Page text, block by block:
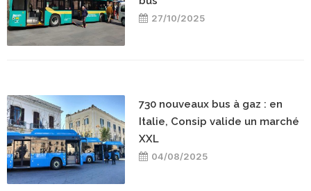
27/10/2025
730 nouveaux bus à gaz : en
Italie, Consip valide un marché
XXL
04/08/2025